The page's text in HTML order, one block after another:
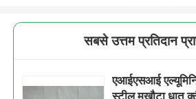
सबसे उत्तम प्रतिदान
एआईएसआई